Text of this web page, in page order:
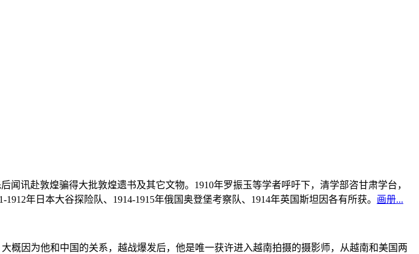
闻讯赴敦煌骗得大批敦煌遗书及其它文物。1910年罗振玉等学者呼吁下，清学部咨甘肃学台，
年日本大谷探险队、1914-1915年俄国奥登堡考察队、1914年英国斯坦因各有所获。 画册...
概因为他和中国的关系，越战爆发后，他是唯一获许进入越南拍摄的摄影师，从越南和美国两